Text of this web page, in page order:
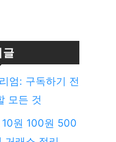
글
엄: 구독하기 전
모든 것
원 100원 500